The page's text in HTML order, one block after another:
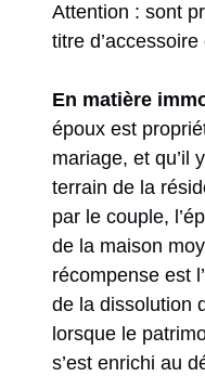
Attention : sont
titre d’accessoire
En matière
époux est
mariage, et qu’il
terrain de la
par le couple,
de la maison
récompense est
de la dissolution
lorsque le
s’est enrichi au